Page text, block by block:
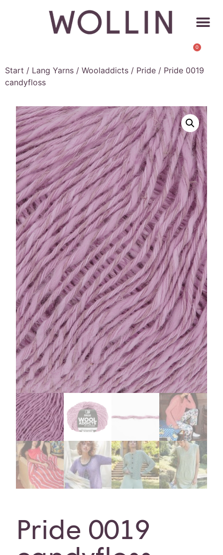
0
Start / Lang Yarns / Wooladdicts / Pride / Pride 0019
candyfloss
Pride 0019